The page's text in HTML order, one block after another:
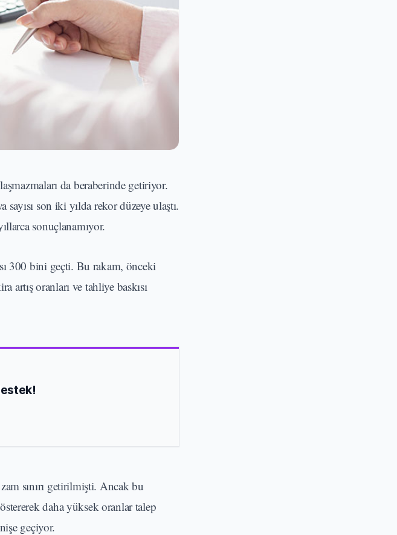
da beraberinde getiriyor.
son iki yılda rekor düzeye ulaştı.
sonuçlanamıyor.
300 bini geçti. Bu rakam, önceki
artış oranları ve tahliye baskısı
sınırı getirilmişti. Ancak bu
daha yüksek oranlar talep
geçiyor.